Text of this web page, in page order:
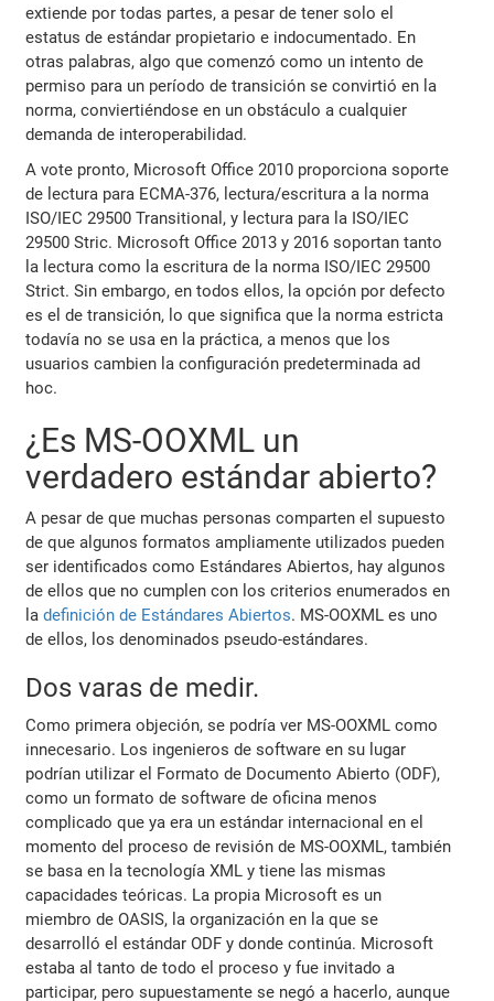
extiende por todas partes, a pesar de tener solo el
estatus de estándar propietario e indocumentado. En
otras palabras, algo que comenzó como un intento de
permiso para un período de transición se convirtió en la
norma, conviertiéndose en un obstáculo a cualquier
demanda de interoperabilidad.
A vote pronto, Microsoft Office 2010 proporciona soporte
de lectura para ECMA-376, lectura/escritura a la norma
ISO/IEC 29500 Transitional, y lectura para la ISO/IEC
29500 Stric. Microsoft Office 2013 y 2016 soportan tanto
la lectura como la escritura de la norma ISO/IEC 29500
Strict. Sin embargo, en todos ellos, la opción por defecto
es el de transición, lo que significa que la norma estricta
todavía no se usa en la práctica, a menos que los
usuarios cambien la configuración predeterminada ad
hoc.
¿Es MS-OOXML un
verdadero estándar abierto?
A pesar de que muchas personas comparten el supuesto
de que algunos formatos ampliamente utilizados pueden
ser identificados como Estándares Abiertos, hay algunos
de ellos que no cumplen con los criterios enumerados en
ladefinición de Estándares Abiertos. MS-OOXML es uno
de ellos, los denominados pseudo-estándares.
Dos varas de medir.
Como primera objeción, se podría ver MS-OOXML como
innecesario. Los ingenieros de software en su lugar
podrían utilizar el Formato de Documento Abierto (ODF),
como un formato de software de oficina menos
complicado que ya era un estándar internacional en el
momento del proceso de revisión de MS-OOXML, también
se basa en la tecnología XML y tiene las mismas
capacidades teóricas. La propia Microsoft es un
miembro de OASIS, la organización en la que se
desarrolló el estándar ODF y donde continúa. Microsoft
estaba al tanto de todo el proceso y fue invitado a
participar, pero supuestamente se negó a hacerlo, aunque